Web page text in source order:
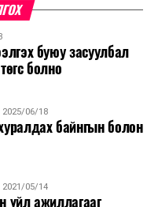
буюу засуулбал
болно
2025/06/18
байнгын болон
2021/05/14
үйл ажиллагааг